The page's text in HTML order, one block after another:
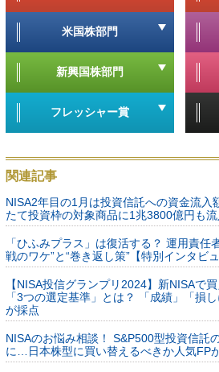
米国株部門
新興国株部門
フレッシャー賞
関連記事
NISA2年目の1月は投資信託への資金流入
たて投資枠の対象商品に1兆3800億円も流
「ひふみプラス」は復活する？ 運用責任
戦のワケ”と“巻き返し策”【特別インタビュ
【NISA投信グランプリ2024】新NISAで
「3つの選定基準」とは？ 「成績」「損
が採点
NISAのお悩み相談！ S&P500型投資信託
に…日本株型に買い替えるべきか人気FP